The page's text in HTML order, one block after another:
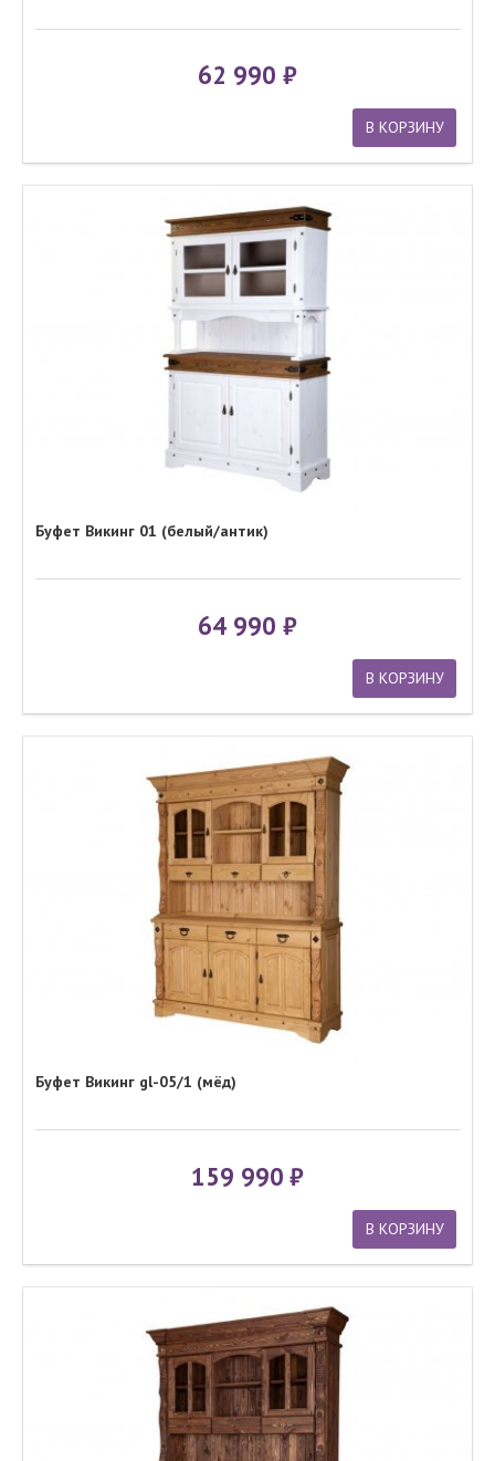
62 990
В КОРЗИНУ
Буфет Викинг 01 (белый/антик)
64 990
В КОРЗИНУ
Буфет Викинг gl-05/1 (мёд)
159 990
В КОРЗИНУ